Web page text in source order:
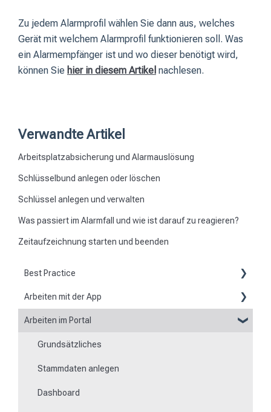
Zu jedem Alarmprofil wählen Sie dann aus, welches
Gerät mit welchem Alarmprofil funktionieren soll. Was
ein Alarmempfänger ist und wo dieser benötigt wird,
können Sie hier in diesem Artikel nachlesen.
Verwandte Artikel
Arbeitsplatzabsicherung und Alarmauslösung
Schlüsselbund anlegen oder löschen
Schlüssel anlegen und verwalten
Was passiert im Alarmfall und wie ist darauf zu reagieren?
Zeitaufzeichnung starten und beenden
Best Practice
Berichte
Flexible Formulare
Zeiten
Besonderheit von Mobilgeräten
Arbeiten mit der App
Grundsätzliches zur App
Scannen von Kontrollpunkten
Navigation zu Einsatzorten
Rundgänge
Arbeiten im Portal
Grundsätzliches
Stammdaten anlegen
Dashboard